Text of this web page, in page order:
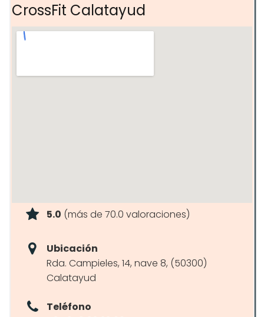
CrossFit Calatayud
5.0 (más de 70.0 valoraciones)
Ubicación
Rda. Campieles, 14, nave 8, (50300)
Calatayud
Teléfono